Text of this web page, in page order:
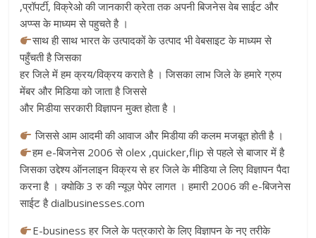
,प्रॉपर्टी, विक्रेओ की जानकारी क्रेता तक अपनी बिजनेस वेब साईट और
अप्प्स के माध्यम से पहुचते है ।
साथ ही साथ भारत के उत्पादकों के उत्पाद भी वेबसाइट के माध्यम से
पहुँचती है जिसका
हर जिले में हम क्रय/विक्रय कराते है । जिसका लाभ जिले के हमारे ग्रुप
मेंबर और मिडिया को जाता है जिससे
और मिडीया सरकारी विज्ञापन मुक्त होता है ।
जिससे आम आदमी की आवाज और मिडीया की कलम मजबूत होती है ।
हम e-बिजनेस 2006 से olex ,quicker,flip से पहले से बाजार में है
जिसका उद्देश्य ऑनलाइन विक्रय से हर जिले के मीडिया ले लिए विज्ञापन पैदा
करना है । क्योकि 3 रु की न्यूज़ पेपेर लागत । हमारी 2006 की e-बिजनेस
साईट है dialbusinesses.com
E-business हर जिले के पत्रकारो के लिए विज्ञापन के नए तरीके